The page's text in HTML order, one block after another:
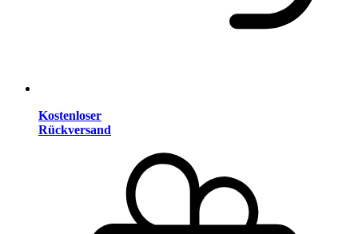
Kostenloser
Rückversand